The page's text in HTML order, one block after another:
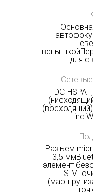
для
DC-
inc
Разъем
3,5
элемент